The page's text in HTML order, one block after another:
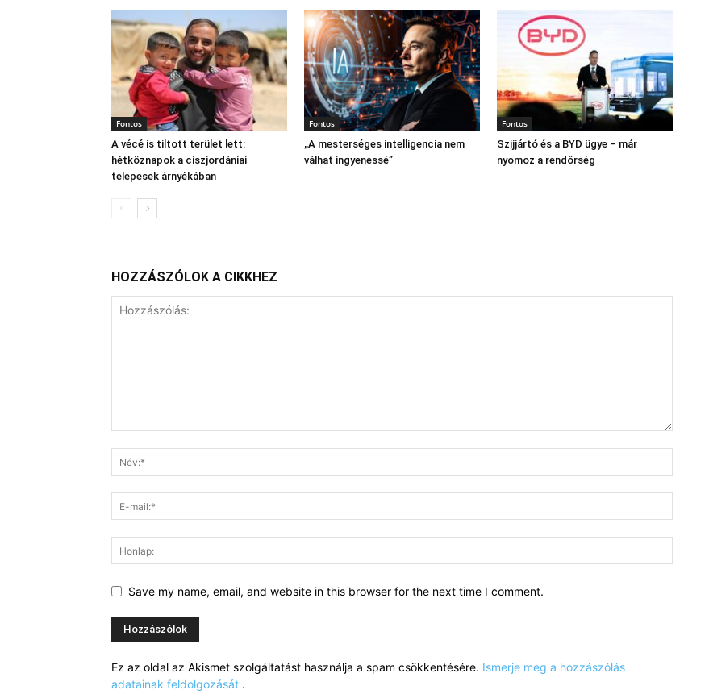
Fontos
A vécé is tiltott terület lett:
hétköznapok a ciszjordániai
telepesek árnyékában
Fontos
„A mesterséges intelligencia nem
válhat ingyenessé”
Fontos
Szijjártó és a BYD ügye – már
nyomoz a rendőrség
HOZZÁSZÓLOK A CIKKHEZ
Save my name, email, and website in this browser for the next time I comment.
Ez az oldal az Akismet szolgáltatást használja a spam csökkentésére. Ismerje meg a hozzászólás
adatainak feldolgozását .